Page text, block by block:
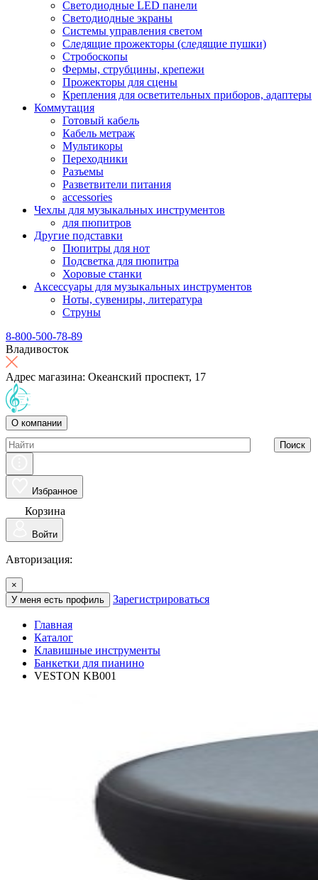
Светодиодные LED панели
Светодиодные экраны
Системы управления светом
Следящие прожекторы (следящие пушки)
Стробоскопы
Фермы, струбцины, крепежи
Прожекторы для сцены
Крепления для осветительных приборов, адаптеры
Коммутация
Готовый кабель
Кабель метраж
Мультикоры
Переходники
Разъемы
Разветвители питания
accessories
Чехлы для музыкальных инструментов
для пюпитров
Другие подставки
Пюпитры для нот
Подсветка для пюпитра
Хоровые станки
Аксессуары для музыкальных инструментов
Ноты, сувениры, литература
Струны
8-800-500-78-89
Владивосток
Адрес магазина: Океанский проспект, 17
О компании
Поиск
Избранное
Корзина
Войти
Авторизация:
×
У меня есть профиль
Зарегистрироваться
Главная
Каталог
Клавишные инструменты
Банкетки для пианино
VESTON KB001